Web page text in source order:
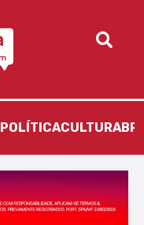
POLÍTICACULTURA